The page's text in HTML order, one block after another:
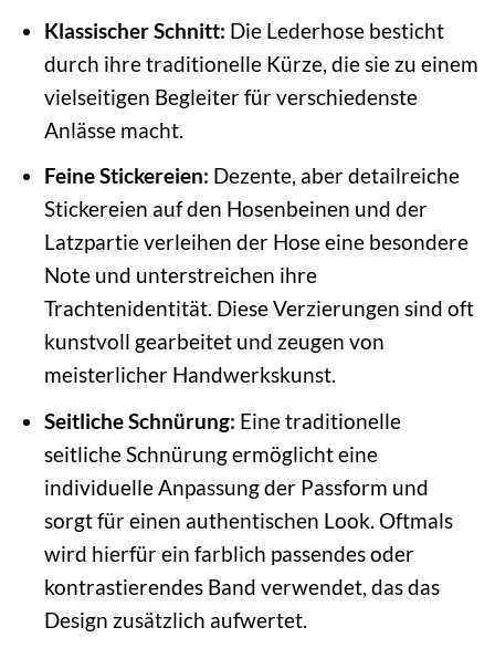
Klassischer Schnitt: Die Lederhose besticht
durch ihre traditionelle Kürze, die sie zu einem
vielseitigen Begleiter für verschiedenste
Anlässe macht.
Feine Stickereien: Dezente, aber detailreiche
Stickereien auf den Hosenbeinen und der
Latzpartie verleihen der Hose eine besondere
Note und unterstreichen ihre
Trachtenidentität. Diese Verzierungen sind oft
kunstvoll gearbeitet und zeugen von
meisterlicher Handwerkskunst.
Seitliche Schnürung: Eine traditionelle
seitliche Schnürung ermöglicht eine
individuelle Anpassung der Passform und
sorgt für einen authentischen Look. Oftmals
wird hierfür ein farblich passendes oder
kontrastierendes Band verwendet, das das
Design zusätzlich aufwertet.